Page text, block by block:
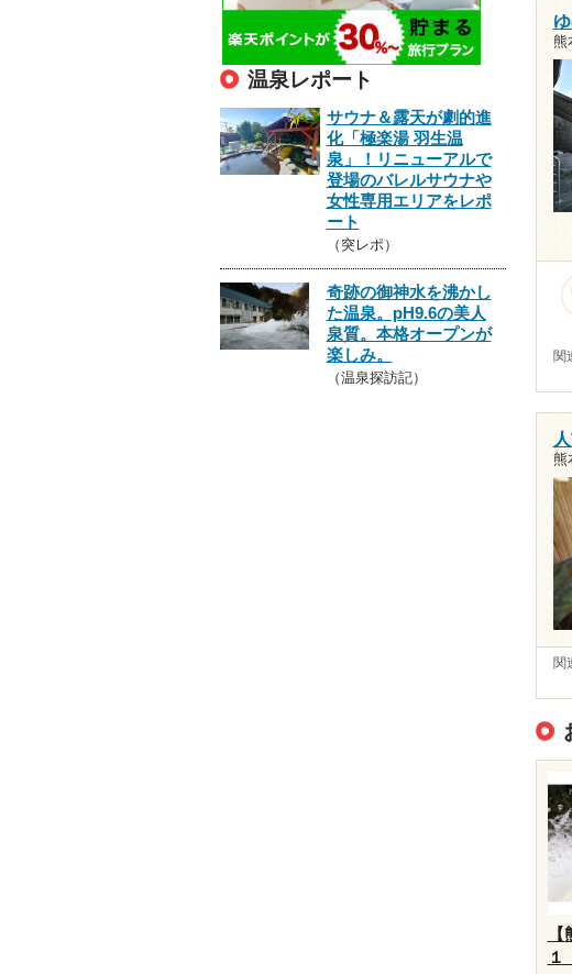
熊
関
熊
関
温泉レポート
サウナ＆露天が劇的進
化「極楽湯 羽生温
泉」！リニューアルで
登場のバレルサウナや
女性専用エリアをレポ
ート
（突レポ）
奇跡の御神水を沸かし
た温泉。pH9.6の美人
泉質。本格オープンが
楽しみ。
（温泉探訪記）